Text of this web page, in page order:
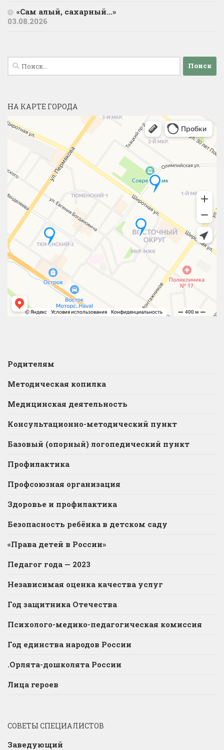
«Сам алый, сахарный…»
03.08.2026
Найти:
НА КАРТЕ ГОРОДА
Родителям
Методическая копилка
Медицинская деятельность
Консультационно-методический пункт
Базовый (опорный) логопедический пункт
Профилактика
Профсоюзная организация
Здоровье и профилактика
Безопасность ребёнка в детском саду
«Права детей в России»
Педагог года — 2023
Независимая оценка качества услуг
Год защитника Отечества
Психолого-медико-педагогическая комиссия
Год единства народов России
.Орлята-дошколята России
Лица героев
СОВЕТЫ СПЕЦИАЛИСТОВ
Заведующий